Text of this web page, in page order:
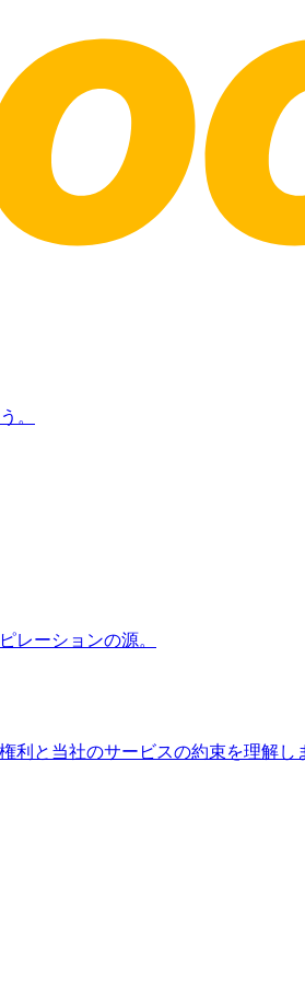
。
レーションの源。
利と当社のサービスの約束を理解し